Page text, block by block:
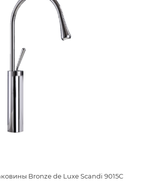
Bronze de Luxe Scandi 9015С